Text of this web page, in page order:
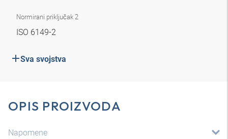
Normirani priključak 2
ISO 6149-2
Sva svojstva
OPIS PROIZVODA
Napomene